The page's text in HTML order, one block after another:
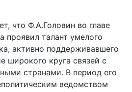
что Ф.А.Головин во главе
проявил талант умелого
активно поддерживавшего
широкого круга связей с
странами. В период его
ведомством